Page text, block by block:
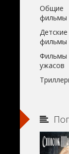
Общие
фильмы
Детские
фильмы
Фильмы
ужасов